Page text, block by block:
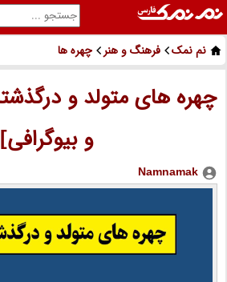
نم نمک فرهنگ و هنر چهره ها
و بیوگرافی]
Namnamak